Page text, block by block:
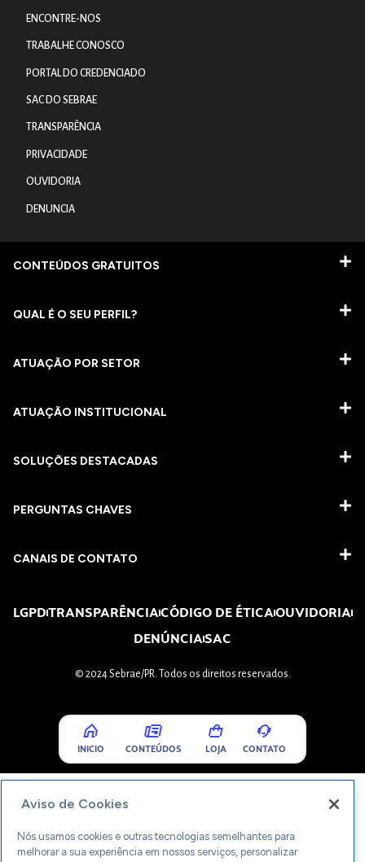
ENCONTRE-NOS
TRABALHE CONOSCO
PORTAL DO CREDENCIADO
SAC DO SEBRAE
TRANSPARÊNCIA
PRIVACIDADE
OUVIDORIA
DENUNCIA
CONTEÚDOS GRATUITOS
QUAL É O SEU PERFIL?
ATUAÇÃO POR SETOR
ATUAÇÃO INSTITUCIONAL
SOLUÇÕES DESTACADAS
PERGUNTAS CHAVES​
CANAIS DE CONTATO
LGPDTRANSPARÊNCIACÓDIGO DE ÉTICAOUVIDORIA
DENÚNCIASAC
© 2024 Sebrae/PR. Todos os direitos reservados.
INICIO CONTEÚDOS LOJA CONTATO
Aviso de Cookies
Nós usamos cookies e outras tecnologias semelhantes para
melhorar a sua experiência em nossos serviços, personalizar